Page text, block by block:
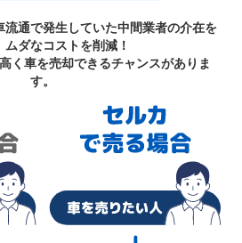
通で発生していた中間業者の介在を
ムダなコストを削減！
く車を売却できるチャンスがありま
す。